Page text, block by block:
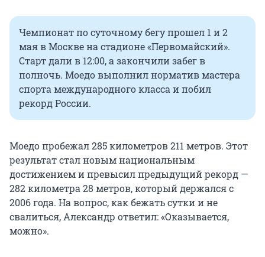
Чемпионат по суточному бегу прошел 1 и 2
мая в Москве на стадионе «Первомайский».
Старт дали в 12:00, а закончили забег в
полночь. Моедо выполнил норматив мастера
спорта международного класса и побил
рекорд России.
Моедо пробежал 285 километров 211 метров. Этот
результат стал новым национальным
достижением и превысил предыдущий рекорд —
282 километра 28 метров, который держался с
2006 года. На вопрос, как бежать сутки и не
свалиться, Александр ответил: «Оказывается,
можно».